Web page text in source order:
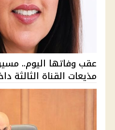
عقب وفاتها اليوم..
مذيعات القناة الثالثة